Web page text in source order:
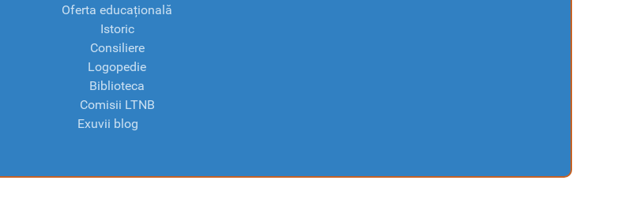
Oferta educațională
Istoric
Consiliere
Logopedie
Biblioteca
Comisii LTNB
Exuvii blog